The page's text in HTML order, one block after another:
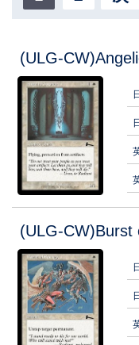
(ULG-
(ULG-CW)Burst